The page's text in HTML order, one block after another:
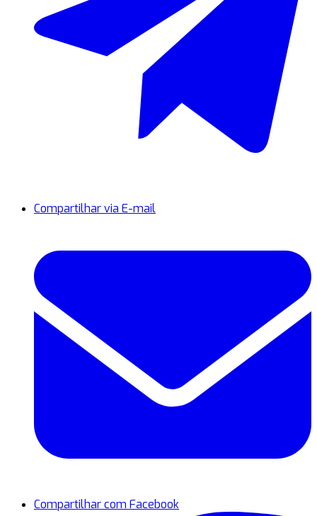
Compartilhar via E-mail
Compartilhar com Facebook